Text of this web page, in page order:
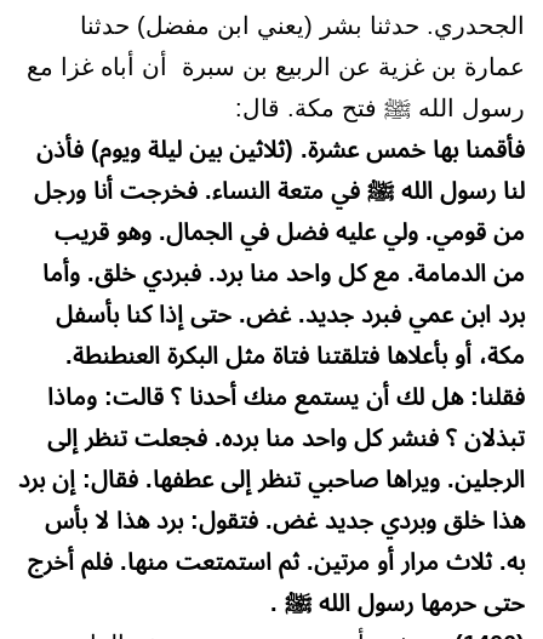
الجحدري. حدثنا بشر (يعني ابن مفضل) حدثنا
عمارة بن غزية عن الربيع بن سبرة أن أباه غزا مع
رسول الله ﷺ فتح مكة. قال:
فأقمنا بها خمس عشرة. (ثلاثين بين ليلة ويوم) فأذن
لنا رسول الله ﷺ في متعة النساء. فخرجت أنا ورجل
من قومي. ولي عليه فضل في الجمال. وهو قريب
من الدمامة. مع كل واحد منا برد. فبردي خلق. وأما
برد ابن عمي فبرد جديد. غض. حتى إذا كنا بأسفل
مكة، أو بأعلاها فتلقتنا فتاة مثل البكرة العنطنطة.
فقلنا: هل لك أن يستمع منك أحدنا ؟ قالت: وماذا
تبذلان ؟ فنشر كل واحد منا برده. فجعلت تنظر إلى
الرجلين. ويراها صاحبي تنظر إلى عطفها. فقال: إن برد
هذا خلق وبردي جديد غض. فتقول: برد هذا لا بأس
به. ثلاث مرار أو مرتين. ثم استمتعت منها. فلم أخرج
حتى حرمها رسول الله ﷺ .